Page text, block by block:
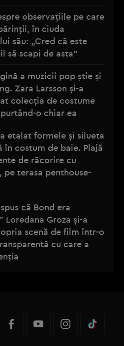
observațiile pe care
în ciuda
său: „Cred că este
să scapi de asta”
a muzicii pop știe și
Zara Larsson și-a
colecția de costume
o chiar ea
etalat formele și silueta
în costum de baie. Plajă
de răcorire cu
pe terasa penthouse-
că Bond era
Loredana Groza și-a
scenă de film într-o
cu care a